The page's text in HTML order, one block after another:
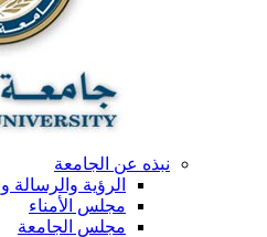
نبذه عن الجامعة
الرؤية والرسالة
مجلس الأمناء
مجلس الجامعة